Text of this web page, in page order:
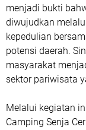
menjadi bukti
diwujudkan
kepedulian
potensi daerah.
masyarakat
sektor pariwisata
Melalui kegiatan
Camping Senja